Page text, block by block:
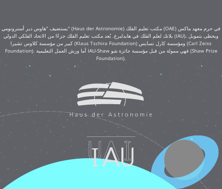
يستضيف "هاوس دير أسترونومي" (Haus der Astronomie) مكتب تعليم الفلك (OAE) في حرم معهد ماكس
بلانك لعلم الفلك في هايدلبرغ. يُعد مكتب تعليم الفلك جزءًا من الاتحاد الفلكي الدولي (IAU)، ويحظى بتمويل
كبير من مؤسسة كلاوس تشيرا (Klaus Tschira Foundation) ومؤسسة كارل تسايس (Carl Zeiss
Foundation). أما ورش العمل التعليمية IAU-Shaw فهي ممولة من قبل مؤسسة جائزة شو (Shaw Prize
Foundation).